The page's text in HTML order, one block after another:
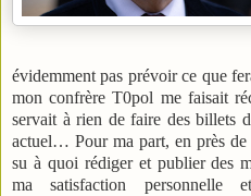
évidemment pas prévoir ce que
mon confrère T0pol me faisait
servait à rien de faire des billets
actuel… Pour ma part, en près
su à quoi rédiger et publier des
ma satisfaction personnelle